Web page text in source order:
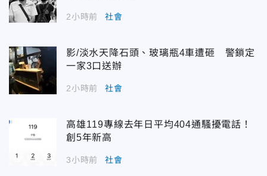
2小時前 社會
影/淡水天降石頭、玻璃瓶4車遭砸 警鎖定
一家3口送辦
2小時前 社會
高雄119專線去年日平均404通騷擾電話！
創5年新高
3小時前 社會